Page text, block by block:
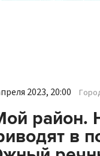
2023, 20:00
район.
в